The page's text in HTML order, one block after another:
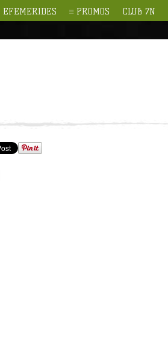
EFEMERIDES PROMOS CLUB 7N